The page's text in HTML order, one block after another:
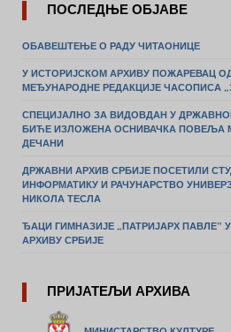
ПОСЛЕДЊЕ ОБЈАВЕ
ОБАВЕШТЕЊЕ О РАДУ ЧИТАОНИЦЕ
У ИСТОРИЈСКОМ АРХИВУ ПОЖАРЕВАЦ
МЕЂУНАРОДНЕ РЕДАКЦИЈЕ ЧАСОПИСА
СПЕЦИЈАЛНО ЗА ВИДОВДАН У
БИЋЕ ИЗЛОЖЕНА ОСНИВАЧКА ПОВЕЉА
ДЕЧАНИ
ДРЖАВНИ АРХИВ СРБИЈЕ ПОСЕТИЛИ
ИНФОРМАТИКУ И РАЧУНАРСТВО
НИКОЛА ТЕСЛА
ЂАЦИ ГИМНАЗИЈЕ „ПАТРИЈАРХ
АРХИВУ СРБИЈЕ
ПРИЈАТЕЉИ АРХИВА